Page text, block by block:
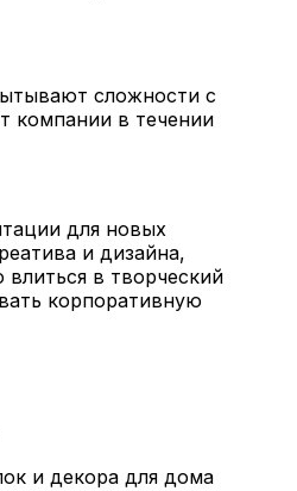
сложности с
компании в течении
для новых
и дизайна,
в творческий
корпоративную
и декора для дома